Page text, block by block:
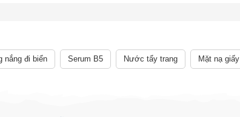
nắng đi biển Serum B5 Nước tẩy trang Mặt nạ giấy